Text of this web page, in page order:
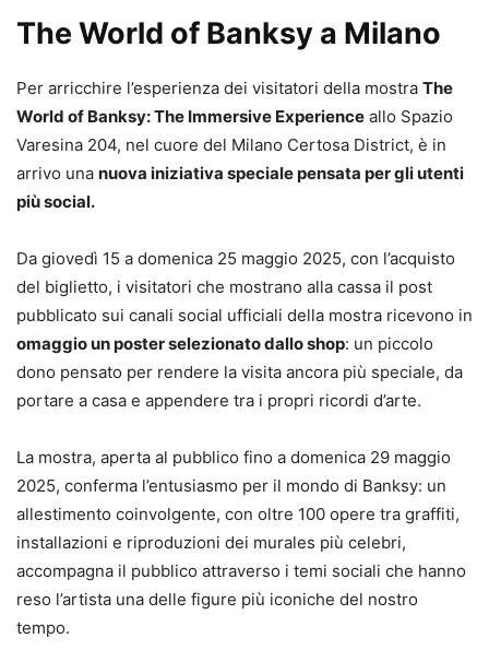
The World of Banksy a Milano
Per arricchire l’esperienza dei visitatori della mostra The
World of Banksy: The Immersive Experience allo Spazio
Varesina 204, nel cuore del Milano Certosa District, è in
arrivo una nuova iniziativa speciale pensata per gli utenti
più social.
Da giovedì 15 a domenica 25 maggio 2025, con l’acquisto
del biglietto, i visitatori che mostrano alla cassa il post
pubblicato sui canali social ufficiali della mostra ricevono in
omaggio un poster selezionato dallo shop: un piccolo
dono pensato per rendere la visita ancora più speciale, da
portare a casa e appendere tra i propri ricordi d’arte.
La mostra, aperta al pubblico fino a domenica 29 maggio
2025, conferma l’entusiasmo per il mondo di Banksy: un
allestimento coinvolgente, con oltre 100 opere tra graffiti,
installazioni e riproduzioni dei murales più celebri,
accompagna il pubblico attraverso i temi sociali che hanno
reso l’artista una delle figure più iconiche del nostro
tempo.